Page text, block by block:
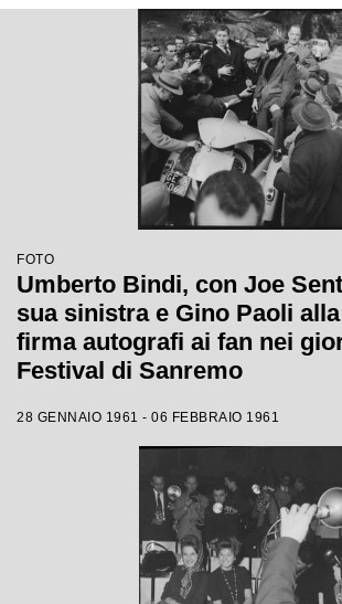
FOTO
Umberto Bindi, con Joe
sua sinistra e Gino Paoli
firma autografi ai fan nei
Festival di Sanremo
28 GENNAIO 1961 - 06 FEBBRAIO 1961